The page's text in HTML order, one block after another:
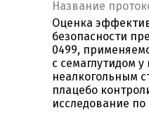
Название
Оценка
безопасности
0499,
с семаглутидом
неалкогольным
плацебо
исследование